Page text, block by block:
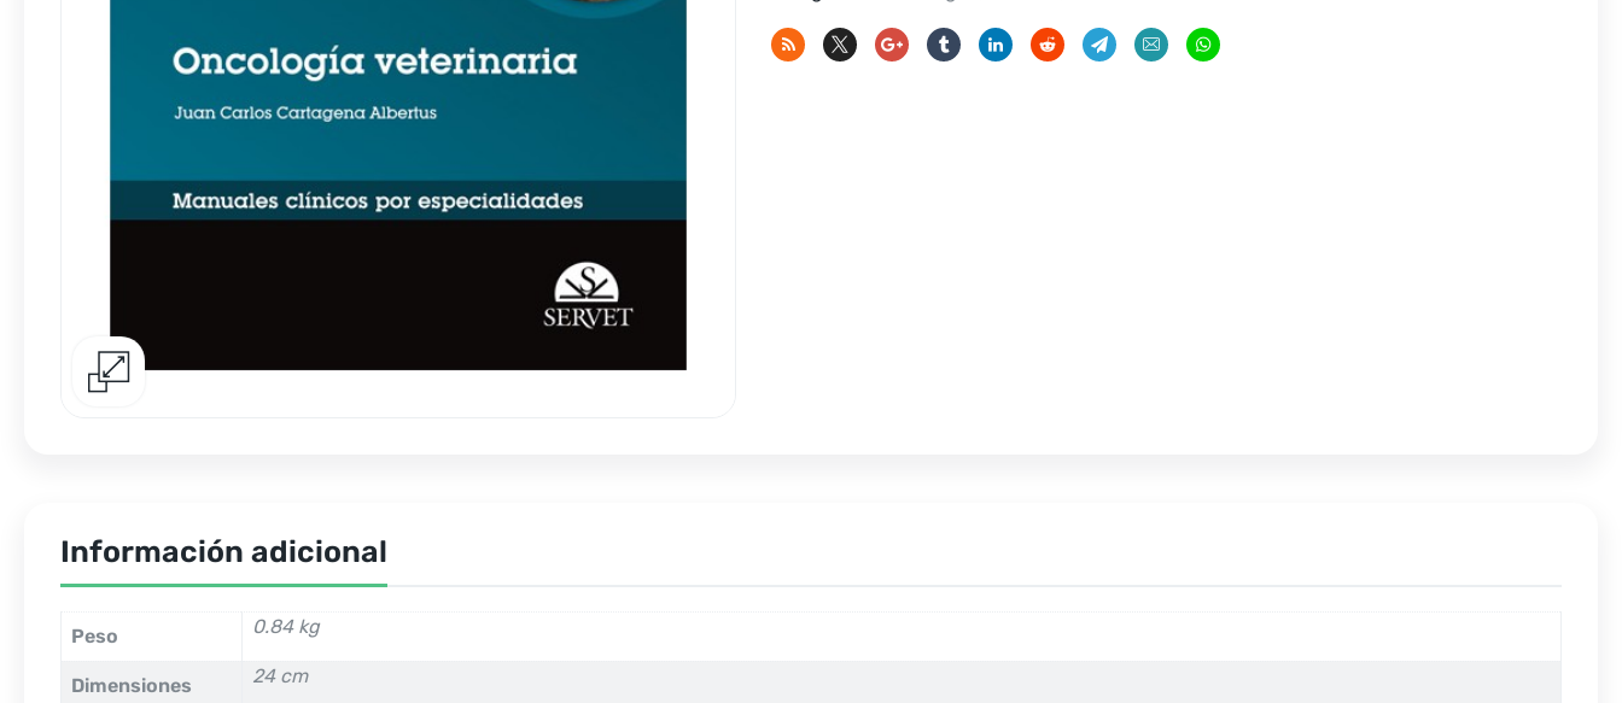
Información adicional
Peso 0.84 kg
Dimensiones 24 cm